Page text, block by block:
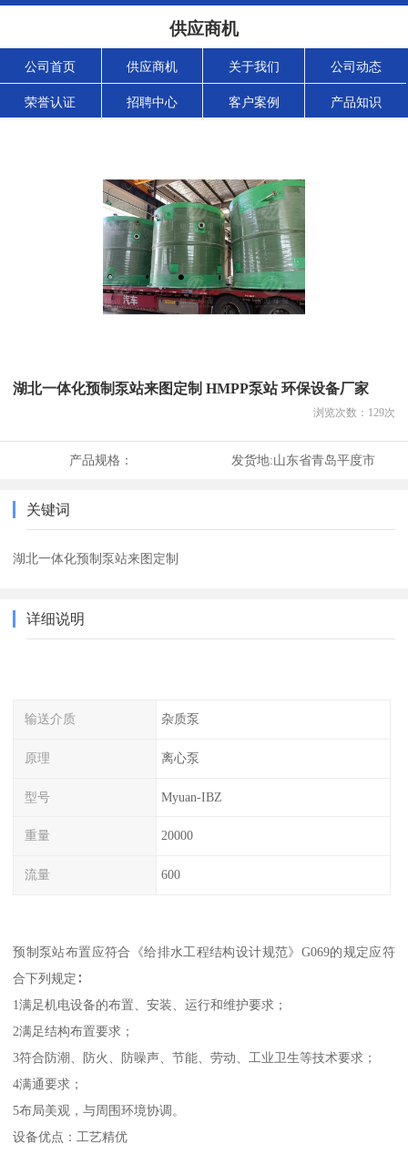
供应商机
公司首页 供应商机 关于我们 公司动态
荣誉认证 招聘中心 客户案例 产品知识
湖北一体化预制泵站来图定制 HMPP泵站 环保设备厂家
浏览次数： 129次
产品规格： 发货地:山东省青岛平度市
关键词
湖北一体化预制泵站来图定制
详细说明
输送介质 杂质泵
原理 离心泵
型号 Myuan-IBZ
重量 20000
流量 600
预制泵站布置应符合《给排水工程结构设计规范》G069的规定应符
合下列规定∶
1满足机电设备的布置、安装、运行和维护要求；
2满足结构布置要求；
3符合防潮、防火、防噪声、节能、劳动、工业卫生等技术要求；
4满通要求；
5布局美观，与周围环境协调。
设备优点：工艺精优